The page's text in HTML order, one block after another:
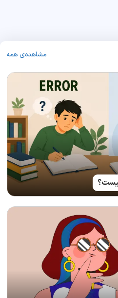
مشاهده‌ی همه